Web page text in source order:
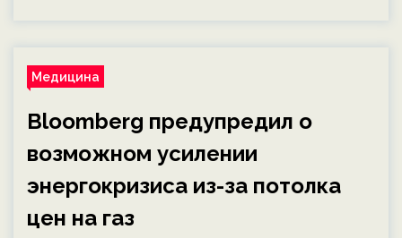
Медицина
Bloomberg предупредил о
возможном усилении
энергокризиса из-за потолка
цен на газ